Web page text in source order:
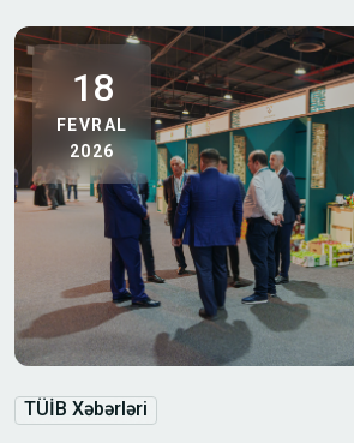
18
FEVRAL
2026
TÜİB Xəbərləri